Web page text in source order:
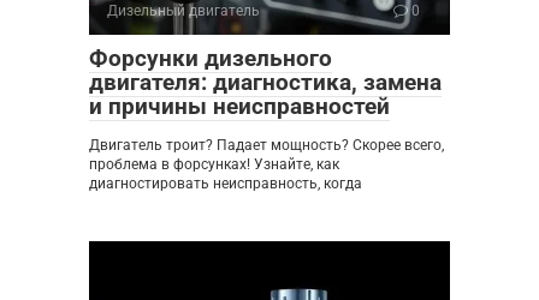
Дизельный двигатель 0
Форсунки дизельного
двигателя: диагностика, замена
и причины неисправностей
Двигатель троит? Падает мощность? Скорее всего,
проблема в форсунках! Узнайте, как
диагностировать неисправность, когда